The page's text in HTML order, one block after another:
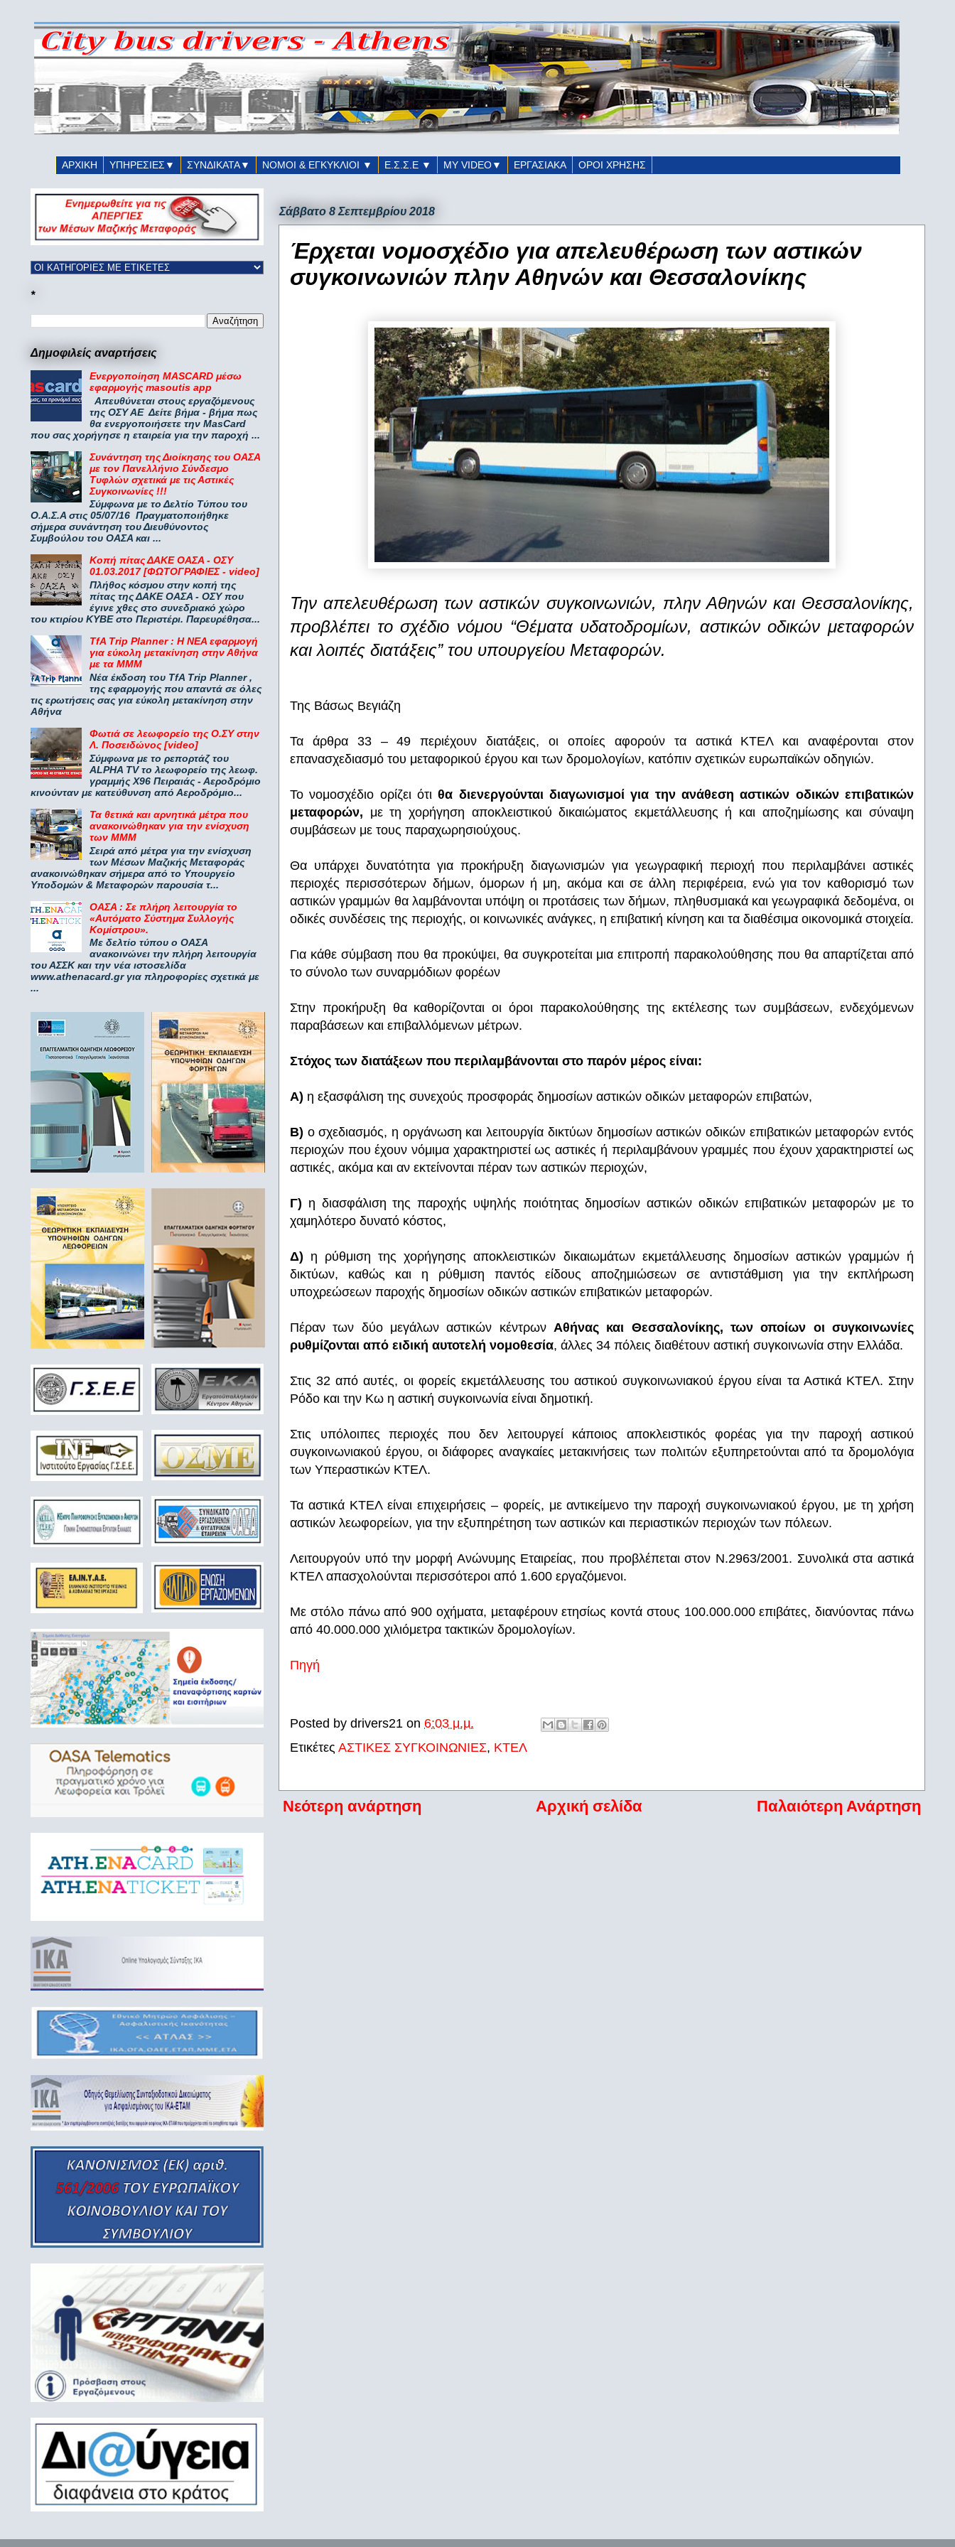
ΑΡΧΙΚΗ ΥΠΗΡΕΣΙΕΣ▼ ΣΥΝΔΙΚΑΤΑ▼ ΝΟΜΟΙ & ΕΓΚΥΚΛΙΟΙ ▼ Ε.Σ.Σ.Ε ▼ ΜΥ VIDEO▼ ΕΡΓΑΣΙΑΚΑ ΟΡΟΙ ΧΡΗΣΗΣ
Σάββατο 8 Σεπτεμβρίου 2018
Έρχεται νομοσχέδιο για απελευθέρωση των αστικών
συγκοινωνιών πλην Αθηνών και Θεσσαλονίκης
Την απελευθέρωση των αστικών συγκοινωνιών, πλην Αθηνών και Θεσσαλονίκης,
προβλέπει το σχέδιο νόμου “Θέματα υδατοδρομίων, αστικών οδικών μεταφορών
και λοιπές διατάξεις” του υπουργείου Μεταφορών.
Της Βάσως Βεγιάζη
Τα άρθρα 33 – 49 περιέχουν διατάξεις, οι οποίες αφορούν τα αστικά ΚΤΕΛ και αναφέρονται στον
επανασχεδιασμό του μεταφορικού έργου και των δρομολογίων, κατόπιν σχετικών ευρωπαϊκών οδηγιών.
Το νομοσχέδιο ορίζει ότιθα διενεργούνται διαγωνισμοί για την ανάθεση αστικών οδικών επιβατικών
μεταφορών, με τη χορήγηση αποκλειστικού δικαιώματος εκμετάλλευσης ή και αποζημίωσης και σύναψη
συμβάσεων με τους παραχωρησιούχους.
Θα υπάρχει δυνατότητα για προκήρυξη διαγωνισμών για γεωγραφική περιοχή που περιλαμβάνει αστικές
περιοχές περισσότερων δήμων, όμορων ή μη, ακόμα και σε άλλη περιφέρεια, ενώ για τον καθορισμό των
αστικών γραμμών θα λαμβάνονται υπόψη οι προτάσεις των δήμων, πληθυσμιακά και γεωγραφικά δεδομένα, οι
οδικές συνδέσεις της περιοχής, οι κοινωνικές ανάγκες, η επιβατική κίνηση και τα διαθέσιμα οικονομικά στοιχεία.
Για κάθε σύμβαση που θα προκύψει, θα συγκροτείται μια επιτροπή παρακολούθησης που θα απαρτίζεται από
το σύνολο των συναρμόδιων φορέων
Στην προκήρυξη θα καθορίζονται οι όροι παρακολούθησης της εκτέλεσης των συμβάσεων, ενδεχόμενων
παραβάσεων και επιβαλλόμενων μέτρων.
Στόχος των διατάξεων που περιλαμβάνονται στο παρόν μέρος είναι:
Α) η εξασφάλιση της συνεχούς προσφοράς δημοσίων αστικών οδικών μεταφορών επιβατών,
Β) ο σχεδιασμός, η οργάνωση και λειτουργία δικτύων δημοσίων αστικών οδικών επιβατικών μεταφορών εντός
περιοχών που έχουν νόμιμα χαρακτηριστεί ως αστικές ή περιλαμβάνουν γραμμές που έχουν χαρακτηριστεί ως
αστικές, ακόμα και αν εκτείνονται πέραν των αστικών περιοχών,
Γ) η διασφάλιση της παροχής υψηλής ποιότητας δημοσίων αστικών οδικών επιβατικών μεταφορών με το
χαμηλότερο δυνατό κόστος,
Δ) η ρύθμιση της χορήγησης αποκλειστικών δικαιωμάτων εκμετάλλευσης δημοσίων αστικών γραμμών ή
δικτύων, καθώς και η ρύθμιση παντός είδους αποζημιώσεων σε αντιστάθμιση για την εκπλήρωση
υποχρεώσεων παροχής δημοσίων οδικών αστικών επιβατικών μεταφορών.
Πέραν των δύο μεγάλων αστικών κέντρων Αθήνας και Θεσσαλονίκης, των οποίων οι συγκοινωνίες
ρυθμίζονται από ειδική αυτοτελή νομοθεσία, άλλες 34 πόλεις διαθέτουν αστική συγκοινωνία στην Ελλάδα.
Στις 32 από αυτές, οι φορείς εκμετάλλευσης του αστικού συγκοινωνιακού έργου είναι τα Αστικά ΚΤΕΛ. Στην
Ρόδο και την Κω η αστική συγκοινωνία είναι δημοτική.
Στις υπόλοιπες περιοχές που δεν λειτουργεί κάποιος αποκλειστικός φορέας για την παροχή αστικού
συγκοινωνιακού έργου, οι διάφορες αναγκαίες μετακινήσεις των πολιτών εξυπηρετούνται από τα δρομολόγια
των Υπεραστικών ΚΤΕΛ.
Τα αστικά ΚΤΕΛ είναι επιχειρήσεις – φορείς, με αντικείμενο την παροχή συγκοινωνιακού έργου, με τη χρήση
αστικών λεωφορείων, για την εξυπηρέτηση των αστικών και περιαστικών περιοχών των πόλεων.
Λειτουργούν υπό την μορφή Ανώνυμης Εταιρείας, που προβλέπεται στον Ν.2963/2001. Συνολικά στα αστικά
ΚΤΕΛ απασχολούνται περισσότεροι από 1.600 εργαζόμενοι.
Με στόλο πάνω από 900 οχήματα, μεταφέρουν ετησίως κοντά στους 100.000.000 επιβάτες, διανύοντας πάνω
από 40.000.000 χιλιόμετρα τακτικών δρομολογίων.
Πηγή
Posted by drivers21 on 6:03 μ.μ.
Ετικέτες ΑΣΤΙΚΕΣ ΣΥΓΚΟΙΝΩΝΙΕΣ, ΚΤΕΛ
Νεότερη ανάρτηση Παλαιότερη Ανάρτηση
Αρχική σελίδα
*
Δημοφιλείς αναρτήσεις
Ενεργοποίηση MASCARD μέσω
εφαρμογής masoutis app
Απευθύνεται στους εργαζόμενους
της ΟΣΥ ΑΕ Δείτε βήμα - βήμα πως
θα ενεργοποιήσετε την MasCard
που σας χορήγησε η εταιρεία για την παροχή ...
Συνάντηση της Διοίκησης του ΟΑΣΑ
με τον Πανελλήνιο Σύνδεσμο
Τυφλών σχετικά με τις Αστικές
Συγκοινωνίες !!!
Σύμφωνα με το Δελτίο Τύπου του
Ο.Α.Σ.Α στις 05/07/16 Πραγματοποιήθηκε
σήμερα συνάντηση του Διευθύνοντος
Συμβούλου του ΟΑΣΑ και ...
Κοπή πίτας ΔΑΚΕ ΟΑΣΑ - ΟΣΥ
01.03.2017 [ΦΩΤΟΓΡΑΦΙΕΣ - video]
Πλήθος κόσμου στην κοπή της
πίτας της ΔΑΚΕ ΟΑΣΑ - ΟΣΥ που
έγινε χθες στο συνεδριακό χώρο
του κτιρίου ΚΥΒΕ στο Περιστέρι. Παρευρέθησα...
TfA Trip Planner : Η ΝΕΑ εφαρμογή
για εύκολη μετακίνηση στην Αθήνα
με τα ΜΜΜ
Νέα έκδοση του TfA Trip Planner ,
της εφαρμογής που απαντά σε όλες
τις ερωτήσεις σας για εύκολη μετακίνηση στην
Αθήνα
Φωτιά σε λεωφορείο της Ο.ΣΥ στην
Λ. Ποσειδώνος [video]
Σύμφωνα με το ρεπορτάζ του
ALPHA TV το λεωφορείο της λεωφ.
γραμμής Χ96 Πειραιάς - Αεροδρόμιο
κινούνταν με κατεύθυνση από Αεροδρόμιο...
Τα θετικά και αρνητικά μέτρα που
ανακοινώθηκαν για την ενίσχυση
των ΜΜΜ
Σειρά από μέτρα για την ενίσχυση
των Μέσων Μαζικής Μεταφοράς
ανακοινώθηκαν σήμερα από το Υπουργείο
Υποδομών & Μεταφορών παρουσία τ...
ΟΑΣΑ : Σε πλήρη λειτουργία το
«Αυτόματο Σύστημα Συλλογής
Κομίστρου».
Με δελτίο τύπου ο ΟΑΣΑ
ανακοινώνει την πλήρη λειτουργία
του ΑΣΣΚ και την νέα ιστοσελίδα
www.athenacard.gr για πληροφορίες σχετικά με
...